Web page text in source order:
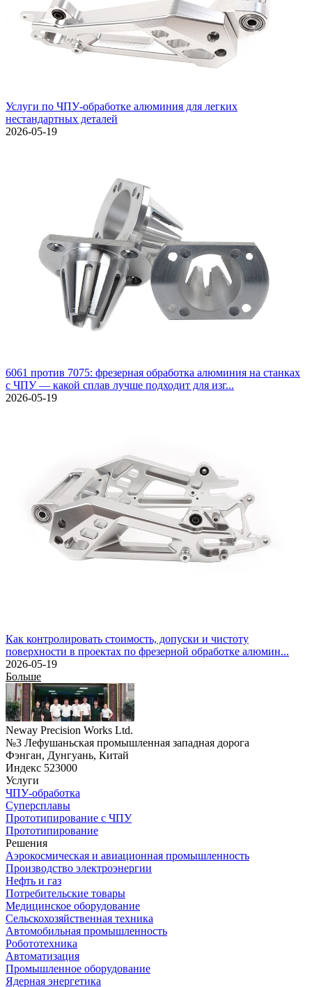
Услуги по ЧПУ-обработке алюминия для легких
нестандартных деталей
2026-05-19
6061 против 7075: фрезерная обработка алюминия на станках
с ЧПУ — какой сплав лучше подходит для изг...
2026-05-19
Как контролировать стоимость, допуски и чистоту
поверхности в проектах по фрезерной обработке алюмин...
2026-05-19
Больше
Neway Precision Works Ltd.
№3 Лефушаньская промышленная западная дорога
Фэнган, Дунгуань, Китай
Индекс 523000
Услуги
ЧПУ-обработка
Суперсплавы
Прототипирование с ЧПУ
Прототипирование
Решения
Аэрокосмическая и авиационная промышленность
Производство электроэнергии
Нефть и газ
Потребительские товары
Медицинское оборудование
Сельскохозяйственная техника
Автомобильная промышленность
Робототехника
Автоматизация
Промышленное оборудование
Ядерная энергетика